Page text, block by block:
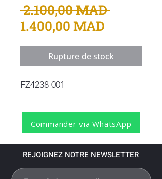
2.100,00 MAD Prix
1.400,00 MAD
Rupture de stock
FZ4238 001
Commander via WhatsApp
REJOIGNEZ NOTRE NEWSLETTER